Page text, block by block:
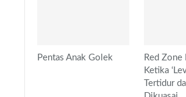
Pentas Anak Golek
Red Zone
Ketika
Tertidur